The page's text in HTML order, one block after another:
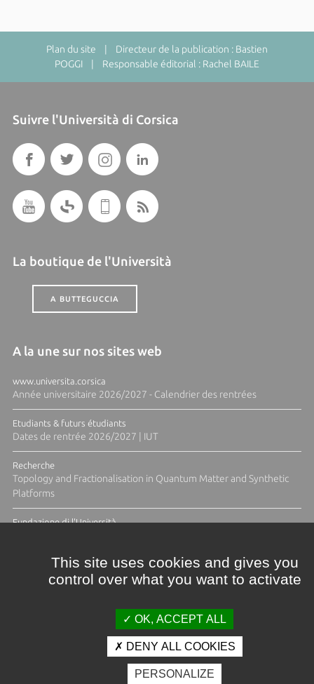
Plan du site | Directeur de la publication : Bastien
POGGI | Responsable éditorial : Rachel BAILE
Suivre l'Università di Corsica
La boutique de l'Università
A BUTTEGUCCIA
A la une sur nos sites web
www.universita.corsica
Année universitaire 2026/2027 - Calendrier des rentrées
Etudiants & futurs étudiants
Dates de rentrée 2026/2027 | IUT
Recherche
Topology and Fractionalisation in Quantum Matter and Synthetic
Platforms
Fundazione di l'Università
Crédits et mentions légales
Espace presse Photothèque
This site uses cookies and gives you
control over what you want to activate
OK, ACCEPT ALL
DENY ALL COOKIES
PERSONALIZE